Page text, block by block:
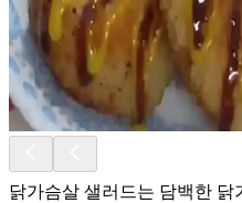
닭가슴살 샐러드는 담백한